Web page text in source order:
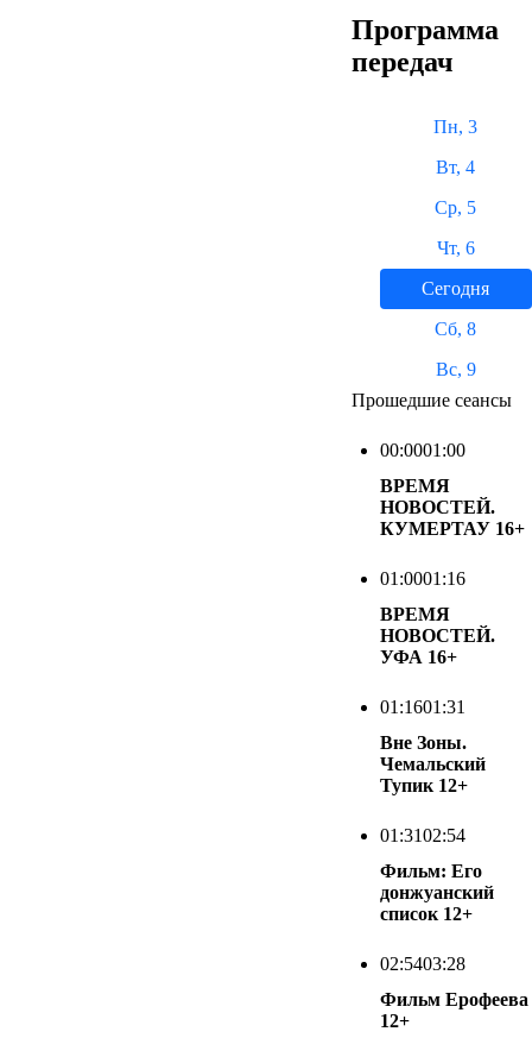
Программа
передач
Пн, 3
Вт, 4
Ср, 5
Чт, 6
Сегодня
Сб, 8
Вс, 9
Прошедшие сеансы
00:0001:00
ВРЕМЯ
НОВОСТЕЙ.
КУМЕРТАУ 16+
01:0001:16
ВРЕМЯ
НОВОСТЕЙ.
УФА 16+
01:1601:31
Вне Зоны.
Чемальский
Тупик 12+
01:3102:54
Фильм: Его
донжуанский
список 12+
02:5403:28
Фильм Ерофеева
12+